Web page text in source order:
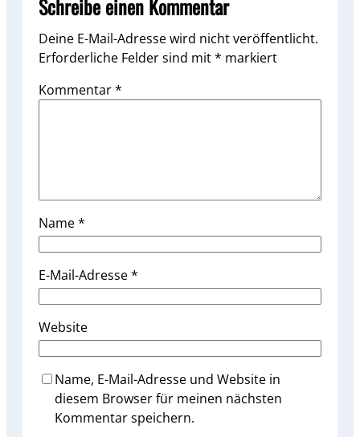
Schreibe einen Kommentar
Deine E-Mail-Adresse wird nicht veröffentlicht.
Erforderliche Felder sind mit* markiert
Kommentar*
Name*
E-Mail-Adresse*
Website
Name, E-Mail-Adresse und Website in
diesem Browser für meinen nächsten
Kommentar speichern.